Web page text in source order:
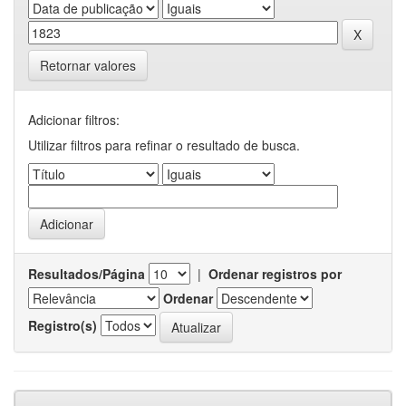
Retornar valores
Adicionar filtros:
Utilizar filtros para refinar o resultado de busca.
Resultados/Página | Ordenar registros por
Ordenar
Registro(s)